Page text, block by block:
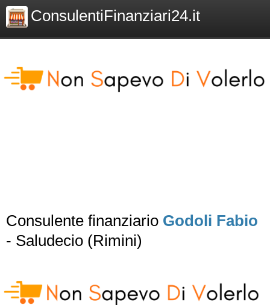
ConsulentiFinanziari24.it
Consulente finanziario Godoli Fabio
- Saludecio (Rimini)